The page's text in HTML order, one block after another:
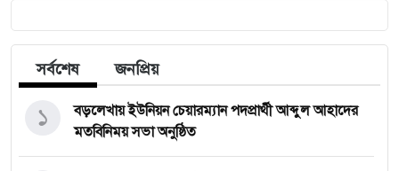
সর্বশেষ জনপ্রিয়
বড়লেখায় ইউনিয়ন চেয়ারম্যান পদপ্রার্থী আব্দুল আহাদের
মতবিনিময় সভা অনুষ্ঠিত
১